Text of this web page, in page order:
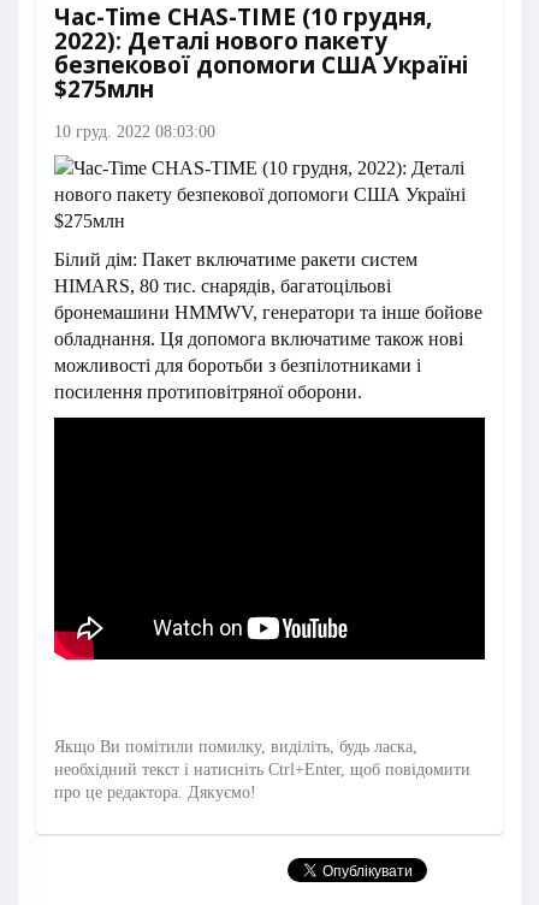
Час-Time CHAS-TIME (10 грудня,
2022): Деталі нового пакету
безпекової допомоги США Україні
$275млн
10 груд. 2022 08:03:00
Білий дім: Пакет включатиме ракети систем
HIMARS, 80 тис. снарядів, багатоцільові
бронемашини HMMWV, генератори та інше бойове
обладнання. Ця допомога включатиме також нові
можливості для боротьби з безпілотниками і
посилення протиповітряної оборони.
Якщо Ви помітили помилку, виділіть, будь ласка,
необхідний текст і натисніть Ctrl+Enter, щоб повідомити
про це редактора. Дякуємо!